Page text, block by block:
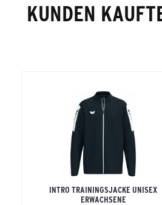
KUNDEN
INTRO TRAININGSJACKE UNISEX
ERWACHSENE